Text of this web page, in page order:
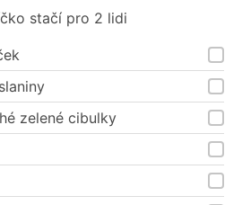
stačí pro 2 lidi
zelené cibulky